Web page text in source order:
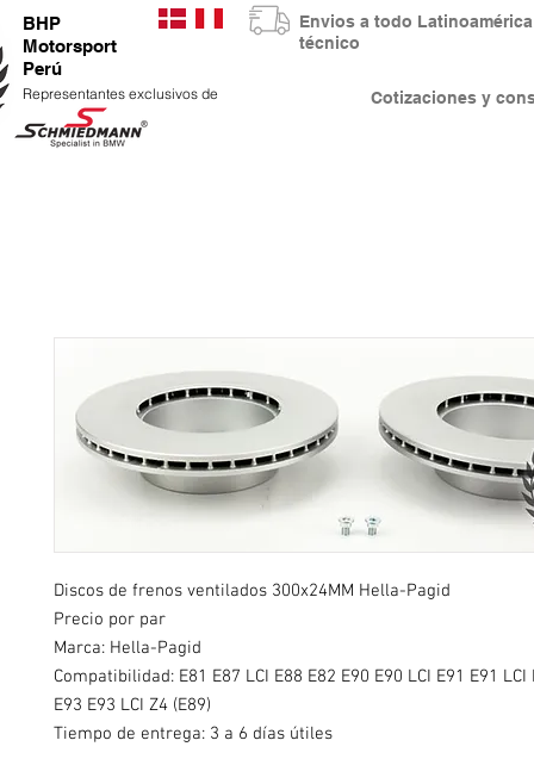
BHP
Motorsport
Perú
Representantes exclusivos de Cotizaciones y
Envios a todo
técnico
Discos de frenos ventilados 300x24MM Hella-Pagid
Precio por par
Marca: Hella-Pagid
Compatibilidad: E81 E87 LCI E88 E82 E90 E90 LCI E91 E91 LCI
E93 E93 LCI Z4 (E89)
Tiempo de entrega: 3 a 6 días útiles